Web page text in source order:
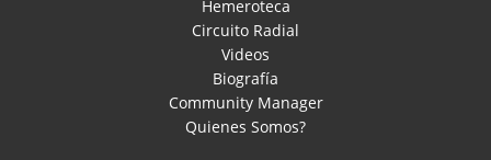
Hemeroteca
Circuito Radial
Videos
Biografía
Community Manager
Quienes Somos?